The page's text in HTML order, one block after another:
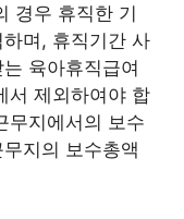
경우 휴직한 기
며, 휴직기간 사
육아휴직급여
서 제외하여야 합
무지에서의 보수
지의 보수총액